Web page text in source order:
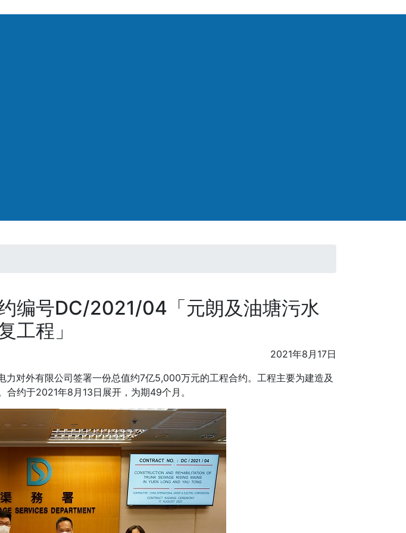
编号DC/2021/04「元朗及油塘污水
工程」
2021年8月17日
力对外有限公司签署一份总值约7亿5,000万元的工程合约。工程主要为建造及
约于2021年8月13日展开，为期49个月。